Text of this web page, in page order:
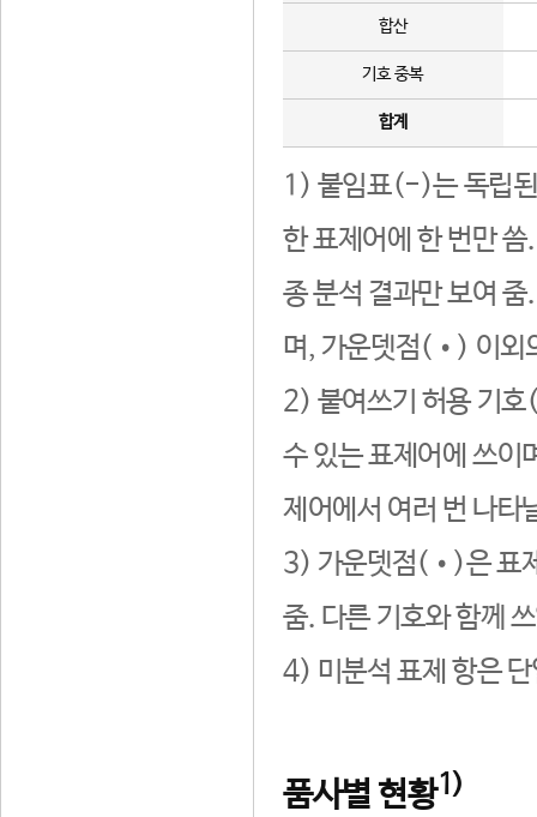
합산
기호 중복
합계
1) 붙임표(-)는 독립된
한 표제어에 한 번만
종 분석 결과만 보여
며, 가운뎃점(•) 이외
2) 붙여쓰기 허용 기호
수 있는 표제어에 쓰이
제어에서 여러 번 나타
3) 가운뎃점(•)은 표
줌. 다른 기호와 함께
4) 미분석 표제 항은
품사별 현황1)